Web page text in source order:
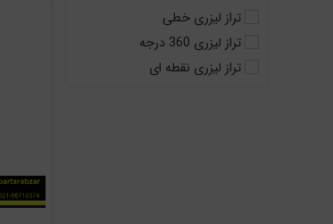
کرون
رونیکس
گالف
تراز لیزری خطی
تراز لیزری 360 درجه
تراز لیزری نقطه ای